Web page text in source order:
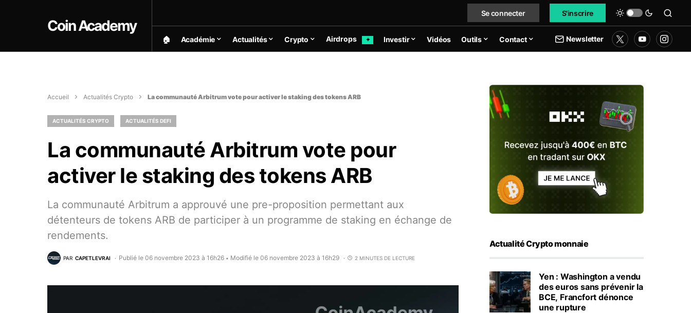
Coin Academy
Se connecter S'inscrire
🏠︎ Académie Actualités Crypto Airdrops ✦ Investir Vidéos Outils Contact Newsletter
Accueil Actualités Crypto La communauté Arbitrum vote pour activer le staking des tokens ARB
ACTUALITÉS CRYPTO ACTUALITÉS DEFI
La communauté Arbitrum vote pour
activer le staking des tokens ARB
La communauté Arbitrum a approuvé une pre-proposition permettant aux
détenteurs de tokens ARB de participer à un programme de staking en échange de
rendements.
PAR CAPETLEVRAI Publié le 06 novembre 2023 à 16h26 • Modifié le 06 novembre 2023 à 16h29 2 MINUTES DE LECTURE
Actualité Crypto monnaie
Yen : Washington a vendu
des euros sans prévenir la
BCE, Francfort dénonce
une rupture